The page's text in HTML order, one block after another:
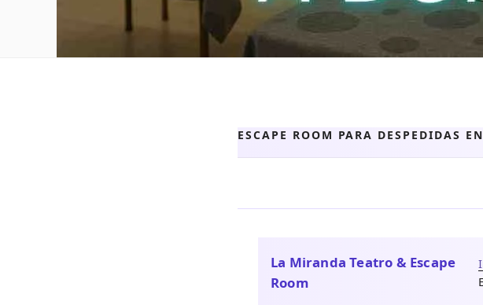
ESCAPE ROOM PARA DESPEDIDAS
La Miranda Teatro & Escape
Room